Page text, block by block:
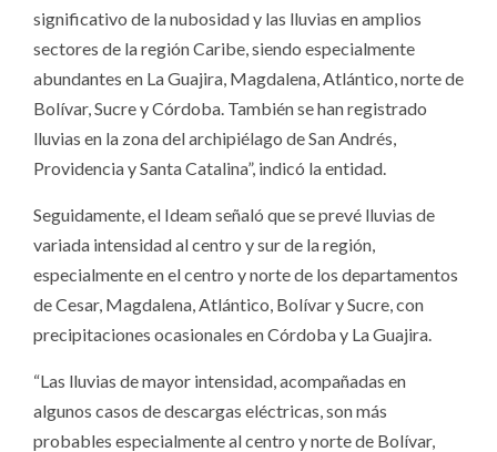
significativo de la nubosidad y las lluvias en amplios
sectores de la región Caribe, siendo especialmente
abundantes en La Guajira, Magdalena, Atlántico, norte de
Bolívar, Sucre y Córdoba. También se han registrado
lluvias en la zona del archipiélago de San Andrés,
Providencia y Santa Catalina”, indicó la entidad.
Seguidamente, el Ideam señaló que se prevé lluvias de
variada intensidad al centro y sur de la región,
especialmente en el centro y norte de los departamentos
de Cesar, Magdalena, Atlántico, Bolívar y Sucre, con
precipitaciones ocasionales en Córdoba y La Guajira.
“Las lluvias de mayor intensidad, acompañadas en
algunos casos de descargas eléctricas, son más
probables especialmente al centro y norte de Bolívar,